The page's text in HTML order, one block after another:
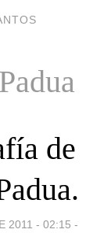
de
2011 - 02:15 -